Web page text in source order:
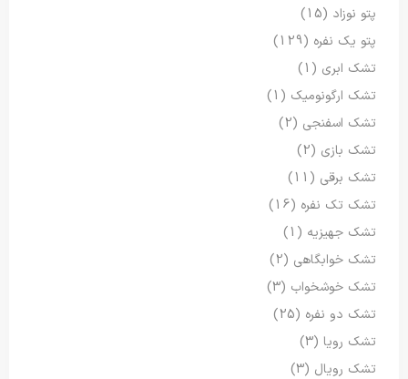
پتو نوزاد (15)
پتو یک نفره (129)
تشک ابری (1)
تشک ارگونومیک (1)
تشک اسفنجی (2)
تشک بازی (2)
تشک برقی (11)
تشک تک نفره (16)
تشک جهیزیه (1)
تشک خوابگاهی (2)
تشک خوشخواب (3)
تشک دو نفره (25)
تشک رویا (3)
تشک رویال (3)